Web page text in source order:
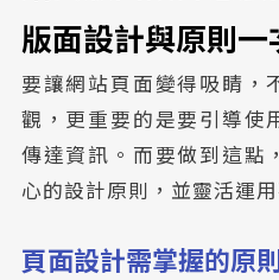
版面設計與原則一
要讓網站頁面變得吸睛，
觀，更重要的是要引導使
傳達資訊。而要做到這點
心的設計原則，並靈活運
頁面設計需掌握的原